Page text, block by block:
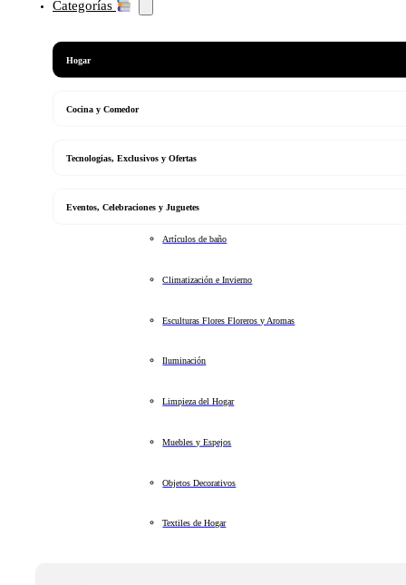
Categorías
Hogar
Cocina y Comedor
Tecnologias, Exclusivos y Ofertas
Eventos, Celebraciones y Juguetes
Artículos de baño
Climatización e Invierno
Esculturas Flores Floreros y Aromas
Iluminación
Limpieza del Hogar
Muebles y Espejos
Objetos Decorativos
Textiles de Hogar